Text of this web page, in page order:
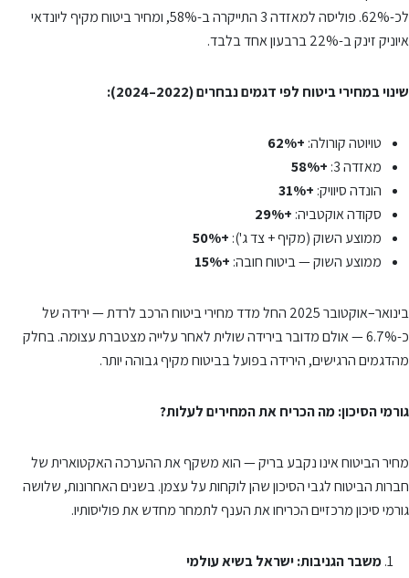
לכ-62%. פוליסה למאזדה 3 התייקרה ב-58%, ומחיר ביטוח מקיף ליונדאי
איוניק זינק ב-22% ברבעון אחד בלבד.
שינוי במחירי ביטוח לפי דגמים נבחרים (2022–2024):
טויוטה קורולה: +62%
מאזדה 3:
+58%
הונדה סיוויק: +31%
סקודה אוקטביה: +29%
ממוצע השוק (מקיף + צד ג'): +50%
ממוצע השוק — ביטוח חובה: +15%
בינואר–אוקטובר 2025 החל מדד מחירי ביטוח הרכב לרדת — ירידה של
כ-6.7% — אולם מדובר בירידה שולית לאחר עלייה מצטברת עצומה. בחלק
מהדגמים הרגישים, הירידה בפועל בביטוח מקיף גבוהה יותר.
גורמי הסיכון: מה הכריח את המחירים לעלות?
מחיר הביטוח אינו נקבע בריק — הוא משקף את ההערכה האקטוארית של
חברות הביטוח לגבי הסיכון שהן לוקחות על עצמן. בשנים האחרונות, שלושה
גורמי סיכון מרכזיים הכריחו את הענף לתמחר מחדש את פוליסותיו.
משבר הגניבות: ישראל בשיא עולמי